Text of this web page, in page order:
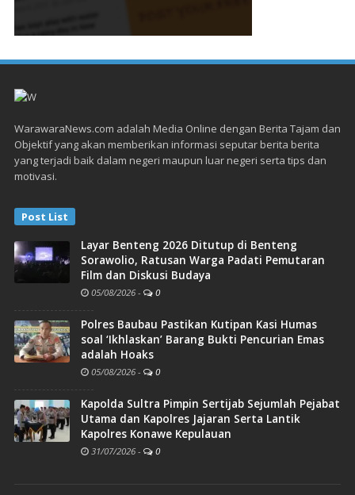
WarawaraNews.com adalah Media Online dengan Berita Tajam dan
Objektif yang akan memberikan informasi seputar berita berita
yang terjadi baik dalam negeri maupun luar negeri serta tips dan
motivasi.
Post List
Layar Benteng 2026 Ditutup di Benteng
Sorawolio, Ratusan Warga Padati Pemutaran
Film dan Diskusi Budaya
05/08/2026 - 0
Polres Baubau Pastikan Kutipan Kasi Humas
soal ‘Ikhlaskan’ Barang Bukti Pencurian Emas
adalah Hoaks
05/08/2026 - 0
Kapolda Sultra Pimpin Sertijab Sejumlah Pejabat
Utama dan Kapolres Jajaran Serta Lantik
Kapolres Konawe Kepulauan
31/07/2026 - 0